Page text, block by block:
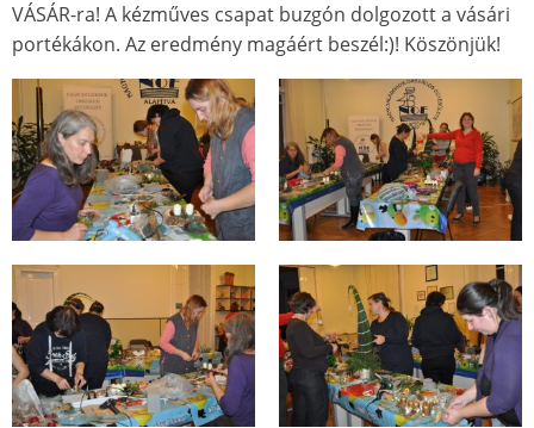
VÁSÁR-ra! A kézműves csapat buzgón dolgozott a vásári
portékákon. Az eredmény magáért beszél:)! Köszönjük!